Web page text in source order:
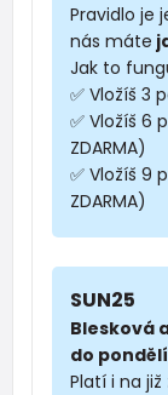
Pravidlo je
nás máte
Jak to
✅ Vložíš 3
✅ Vložíš 6
ZDARMA)
✅ Vložíš 9
ZDARMA)
SUN25
Blesková
do pondělí
Platí i na